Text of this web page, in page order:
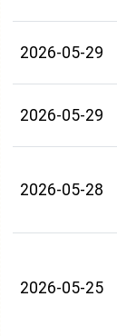
2026-05-29
2026-05-29
2026-05-28
2026-05-25